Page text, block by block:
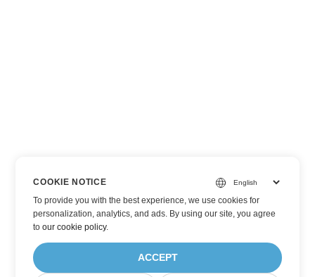
COOKIE NOTICE
To provide you with the best experience, we use cookies for
personalization, analytics, and ads. By using our site, you agree
toour cookie policy.
ACCEPT